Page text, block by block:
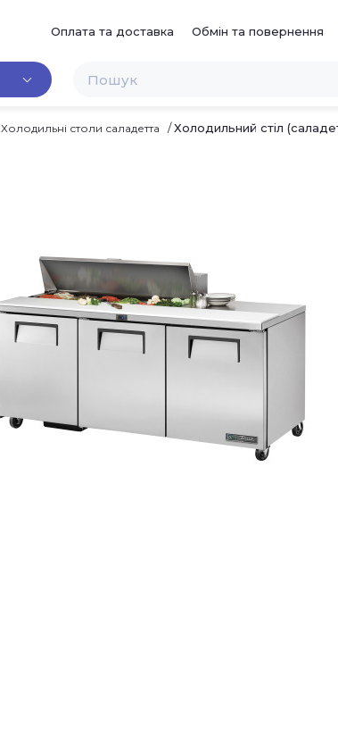
Оплата та доставка Обмін та повернення
Холодильні столи саладетта Холодильний стіл